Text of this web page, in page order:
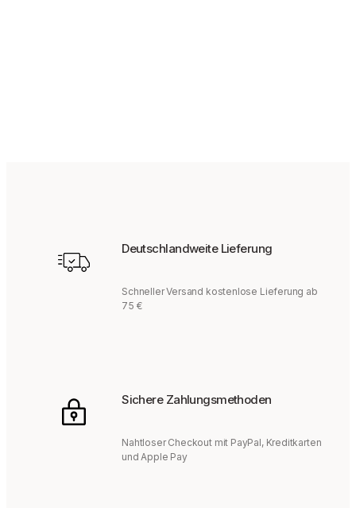
Deutschlandweite Lieferung
Schneller Versand kostenlose Lieferung ab
75 €
Sichere Zahlungsmethoden
Nahtloser Checkout mit PayPal, Kreditkarten
und Apple Pay